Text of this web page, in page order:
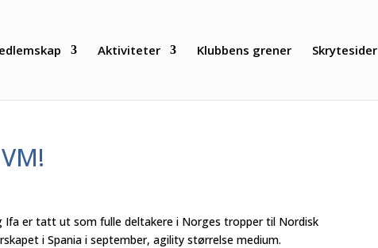
Aktiviteter Klubbens grener Skrytesider
er tatt ut som fulle deltakere i Norges tropper til Nordisk
i Spania i september, agility størrelse medium.